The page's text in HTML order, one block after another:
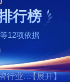
行榜
12项依据
行业评【展开】